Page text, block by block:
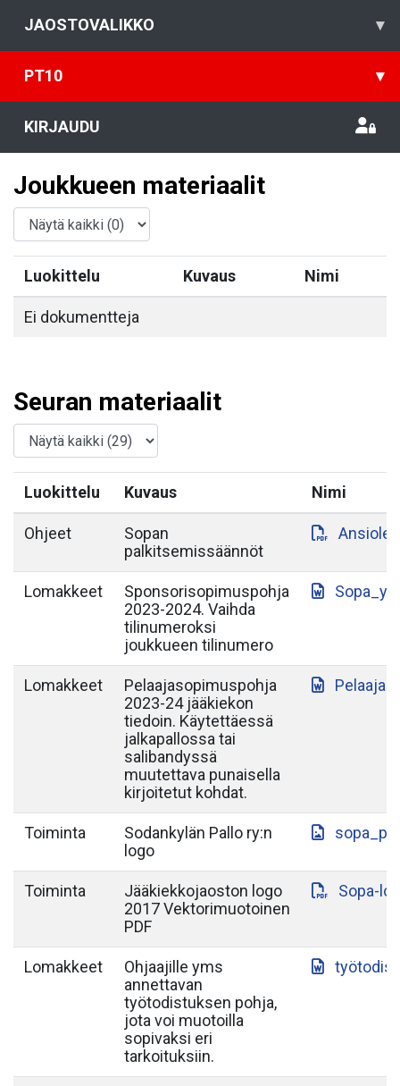
JAOSTOVALIKKO ▾
PT10 ▾
KIRJAUDU
Joukkueen materiaalit
Luokittelu Kuvaus Nimi
Ei dokumentteja
Seuran materiaalit
Luokittelu Kuvaus Nimi
Ohjeet
Sopan
palkitsemissäännöt
Lomakkeet
Sponsorisopimuspohja
2023-2024. Vaihda
tilinumeroksi
joukkueen tilinumero
Lomakkeet
Pelaajasopimuspohja
2023-24 jääkiekon
tiedoin. Käytettäessä
jalkapallossa tai
salibandyssä
muutettava punaisella
kirjoitetut kohdat.
Toiminta
Sodankylän Pallo ry:n
logo
Toiminta
Jääkiekkojaoston logo
2017 Vektorimuotoinen
PDF
Sopa-
Lomakkeet
Ohjaajille yms
annettavan
työtodistuksen pohja,
jota voi muotoilla
sopivaksi eri
tarkoituksiin.